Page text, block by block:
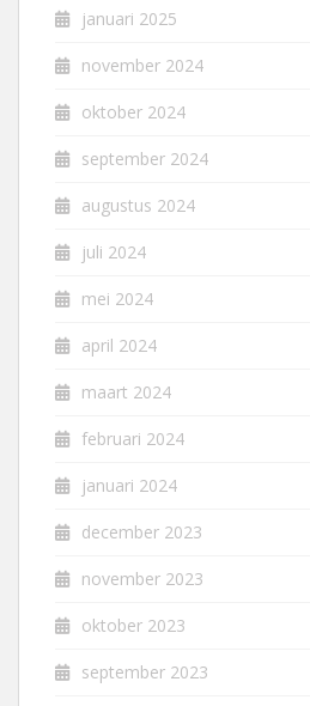
januari 2025
november 2024
oktober 2024
september 2024
augustus 2024
juli 2024
mei 2024
april 2024
maart 2024
februari 2024
januari 2024
december 2023
november 2023
oktober 2023
september 2023